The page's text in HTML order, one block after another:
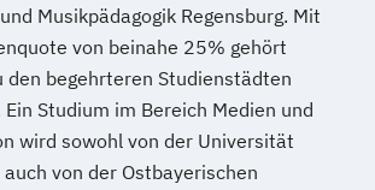
Musikpädagogik Regensburg. Mit
von beinahe 25% gehört
den begehrteren Studienstädten
Studium im Bereich Medien und
wird sowohl von der Universität
von der Ostbayerischen